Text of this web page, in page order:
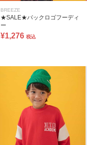
BREEZE
★SALE★バックロゴフーディ
ー
¥1,276 税込